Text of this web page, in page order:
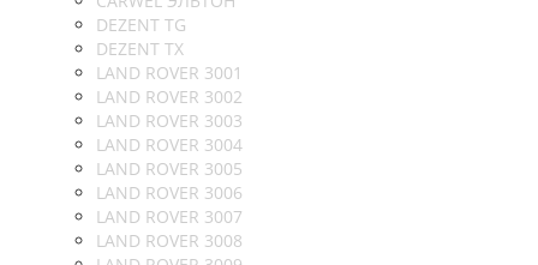
DEZENT TG
DEZENT TX
LAND ROVER 3001
LAND ROVER 3002
LAND ROVER 3003
LAND ROVER 3004
LAND ROVER 3005
LAND ROVER 3006
LAND ROVER 3007
LAND ROVER 3008